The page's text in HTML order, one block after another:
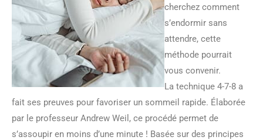
cherchez comment
s’endormir sans
attendre, cette
méthode pourrait
vous convenir.
La technique 4-7-8 a
fait ses preuves pour favoriser un sommeil rapide. Élaborée
par le professeur Andrew Weil, ce procédé permet de
s’assoupir en moins d’une minute ! Basée sur des principes